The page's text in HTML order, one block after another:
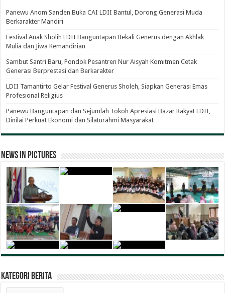
Panewu Anom Sanden Buka CAI LDII Bantul, Dorong Generasi Muda
Berkarakter Mandiri
Festival Anak Sholih LDII Banguntapan Bekali Generus dengan Akhlak
Mulia dan Jiwa Kemandirian
Sambut Santri Baru, Pondok Pesantren Nur Aisyah Komitmen Cetak
Generasi Berprestasi dan Berkarakter
LDII Tamantirto Gelar Festival Generus Sholeh, Siapkan Generasi Emas
Profesional Religius
Panewu Banguntapan dan Sejumlah Tokoh Apresiasi Bazar Rakyat LDII,
Dinilai Perkuat Ekonomi dan Silaturahmi Masyarakat
News in Pictures
Kategori Berita
Kategori